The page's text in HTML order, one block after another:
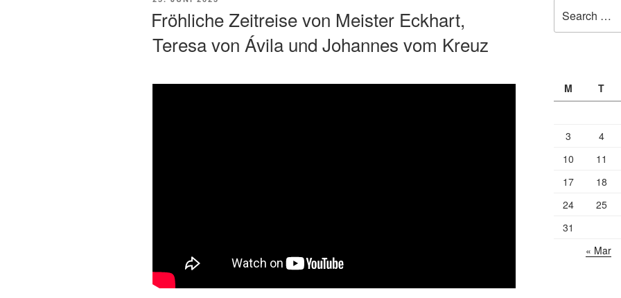
Fröhliche Zeitreise von Meister Eckhart,
Teresa von Ávila und Johannes vom Kreuz
for:
M T
3
4
10
11
17
18
24
25
31
« Mar